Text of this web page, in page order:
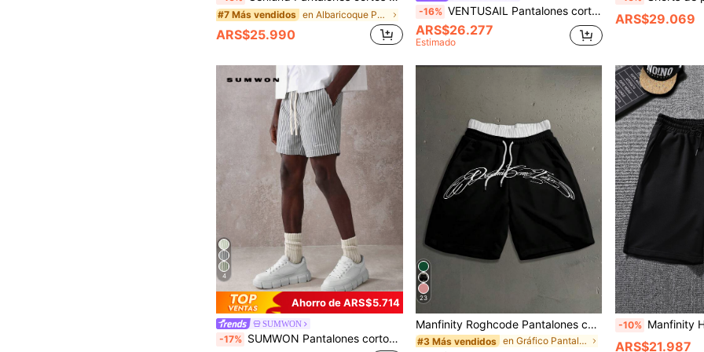
#7 Más vendidos en Albaricoque Pantalones cortos para hombre
ARS$25.990
-16% VENTUSAIL Pantalones cortos cargo de verano casuales para hombres con cintura con cordón, regalo para esposo o novio, vacaciones
ARS$26.277
Estimado
ARS$29.069
4
Ahorro de ARS$5.714
SUMWON
-17% SUMWON Pantalones cortos de rayas premium de ajuste regular con cordón, ropa de estar en casa de verano de algodón informal, pantalones cortos cómodos para la playa, el atletismo y caminar con bolsillos laterales
23
Manfinity Roghcode Pantalones cortos casuales de corte holgado con estampado de eslogan curvo en inglés escrito a mano para hombres, de moda para citas y reuniones, adecuado como regalo para el novio
#3 Más vendidos en Gráfico Pantalones cortos para hombre
-10% Manfinity Homme Pantalones cortos
ARS$21.987